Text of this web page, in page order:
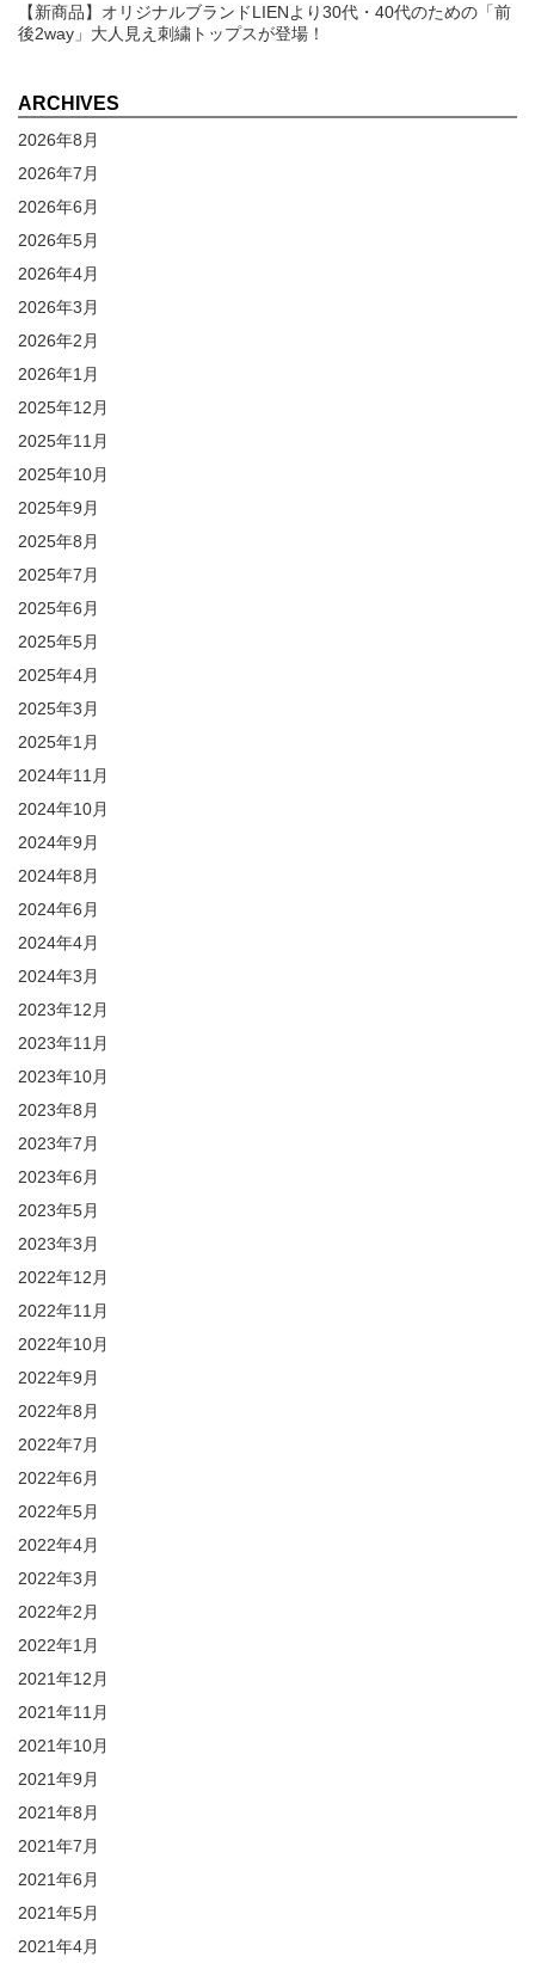
【新商品】オリジナルブランドLIENより30代・40代のための「前
後2way」大人見え刺繍トップスが登場！
ARCHIVES
2026年8月
2026年7月
2026年6月
2026年5月
2026年4月
2026年3月
2026年2月
2026年1月
2025年12月
2025年11月
2025年10月
2025年9月
2025年8月
2025年7月
2025年6月
2025年5月
2025年4月
2025年3月
2025年1月
2024年11月
2024年10月
2024年9月
2024年8月
2024年6月
2024年4月
2024年3月
2023年12月
2023年11月
2023年10月
2023年8月
2023年7月
2023年6月
2023年5月
2023年3月
2022年12月
2022年11月
2022年10月
2022年9月
2022年8月
2022年7月
2022年6月
2022年5月
2022年4月
2022年3月
2022年2月
2022年1月
2021年12月
2021年11月
2021年10月
2021年9月
2021年8月
2021年7月
2021年6月
2021年5月
2021年4月